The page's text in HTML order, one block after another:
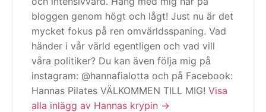
bloggen genom högt och lågt! Just nu är det
mycket fokus på ren omvärldsspaning. Vad
händer i vår värld egentligen och vad vill
våra politiker? Du kan även följa mig på
instagram: @hannafialotta och på Facebook:
Hannas Pilates VÄLKOMMEN TILL MIG! Visa
alla inlägg av Hannas krypin